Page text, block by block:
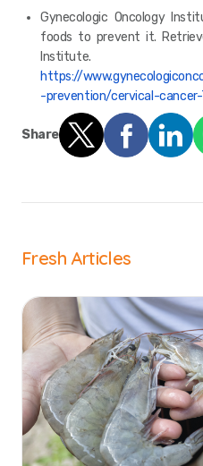
Share
Gynecologic Oncology
foods to prevent it.
Institute.
https://
-prevention/cervical-
Fresh Articles